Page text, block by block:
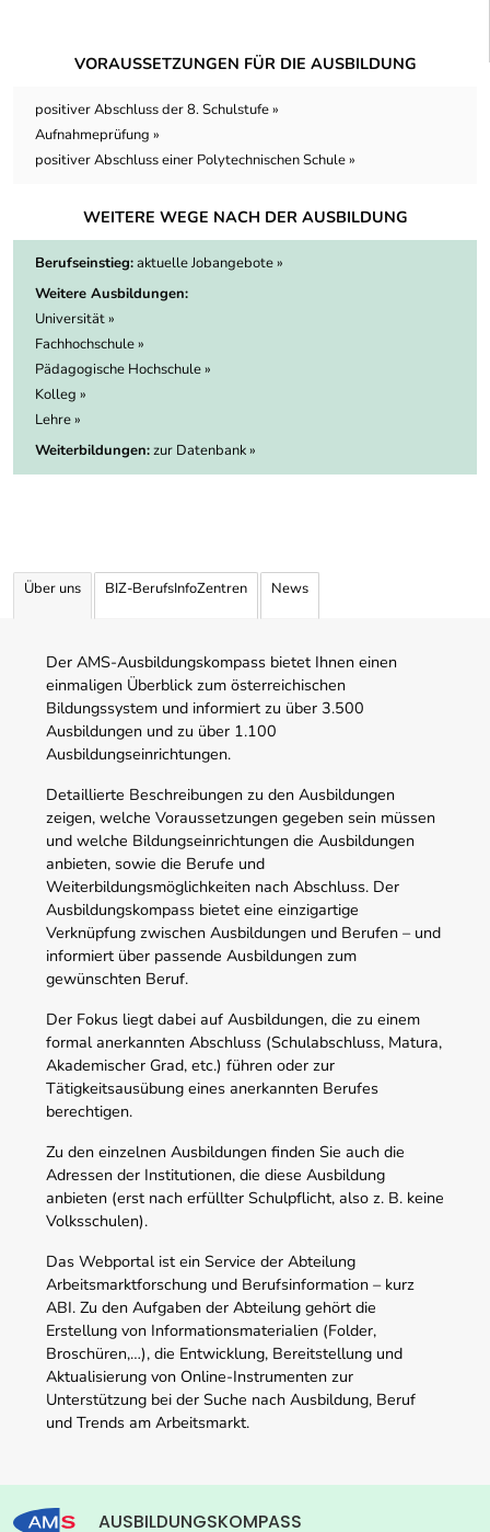
VORAUSSETZUNGEN FÜR DIE AUSBILDUNG
positiver Abschluss der 8. Schulstufe »
Aufnahmeprüfung »
positiver Abschluss einer Polytechnischen Schule »
WEITERE WEGE NACH DER AUSBILDUNG
Berufseinstieg:aktuelle Jobangebote »
Weitere Ausbildungen:
Universität »
Fachhochschule »
Pädagogische Hochschule »
Kolleg »
Lehre »
Weiterbildungen:zur Datenbank »
Über uns BIZ-BerufsInfoZentren News
Der AMS-Ausbildungskompass bietet Ihnen einen
einmaligen Überblick zum österreichischen
Bildungssystem und informiert zu über 3.500
Ausbildungen und zu über 1.100
Ausbildungseinrichtungen.
Detaillierte Beschreibungen zu den Ausbildungen
zeigen, welche Voraussetzungen gegeben sein müssen
und welche Bildungseinrichtungen die Ausbildungen
anbieten, sowie die Berufe und
Weiterbildungsmöglichkeiten nach Abschluss. Der
Ausbildungskompass bietet eine einzigartige
Verknüpfung zwischen Ausbildungen und Berufen – und
informiert über passende Ausbildungen zum
gewünschten Beruf.
Der Fokus liegt dabei auf Ausbildungen, die zu einem
formal anerkannten Abschluss (Schulabschluss, Matura,
Akademischer Grad, etc.) führen oder zur
Tätigkeitsausübung eines anerkannten Berufes
berechtigen.
Zu den einzelnen Ausbildungen finden Sie auch die
Adressen der Institutionen, die diese Ausbildung
anbieten (erst nach erfüllter Schulpflicht, also z. B. keine
Volksschulen).
Das Webportal ist ein Service der Abteilung
Arbeitsmarktforschung und Berufsinformation – kurz
ABI. Zu den Aufgaben der Abteilung gehört die
Erstellung von Informationsmaterialien (Folder,
Broschüren,…), die Entwicklung, Bereitstellung und
Aktualisierung von Online-Instrumenten zur
Unterstützung bei der Suche nach Ausbildung, Beruf
und Trends am Arbeitsmarkt.
AUSBILDUNGSKOMPASS